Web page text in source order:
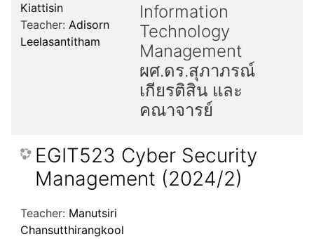
Information
Technology
Management
ผศ.ดร.สุภาภรณ์
เกียรติสิน และ
คณาจารย์
Kiattisin
Teacher: Adisorn
Leelasantitham
EGIT523 Cyber Security
Management (2024/2)
Teacher: Manutsiri
Chansutthirangkool